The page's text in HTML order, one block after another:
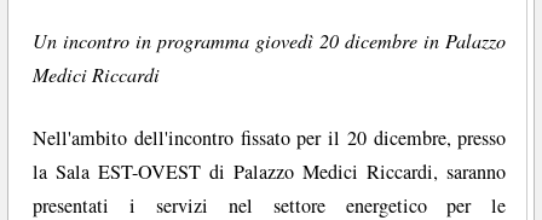
Un incontro in programma giovedì 20 dicembre in Palazzo
Medici Riccardi
Nell'ambito dell'incontro fissato per il 20 dicembre, presso
la Sala EST-OVEST di Palazzo Medici Riccardi, saranno
presentati i servizi nel settore energetico per le